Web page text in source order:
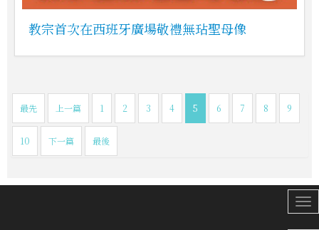
教宗首次在西班牙廣場敬禮無玷聖母像
最先 上一篇 1 2 3 4 5 6 7 8 9
10 下一篇 最後